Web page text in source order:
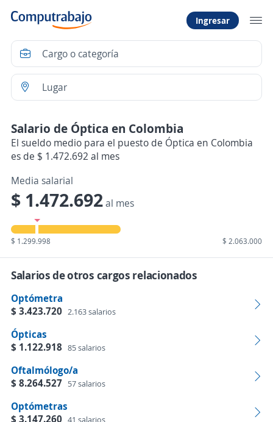
Ingresar
Salario de Óptica en Colombia
El sueldo medio para el puesto de Óptica en Colombia
es de $ 1.472.692 al mes
Media salarial
$ 1.472.692al mes
$ 1.299.998 $ 2.063.000
Salarios de otros cargos relacionados
Optómetra
$ 3.423.720 2.163 salarios
Ópticas
$ 1.122.918 85 salarios
Oftalmólogo/a
$ 8.264.527 57 salarios
Optómetras
$ 3.147.260 41 salarios